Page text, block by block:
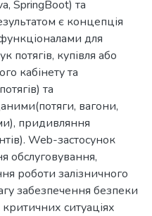
SpringBoot) та
є концепція
для
потягів, купівля або
кабінету та
та
вагони,
придивляння
Web-застосунок
обслуговування,
роботи залізничного
забезпечення безпеки
ситуаціях